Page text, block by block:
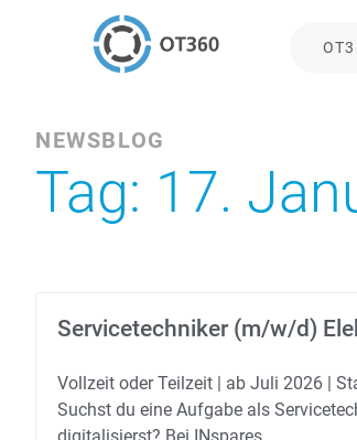
NEWSBLOG
Tag: 17.
Servicetechniker (m/w/d)
Vollzeit oder Teilzeit | ab Juli 2026 |
Suchst du eine Aufgabe als